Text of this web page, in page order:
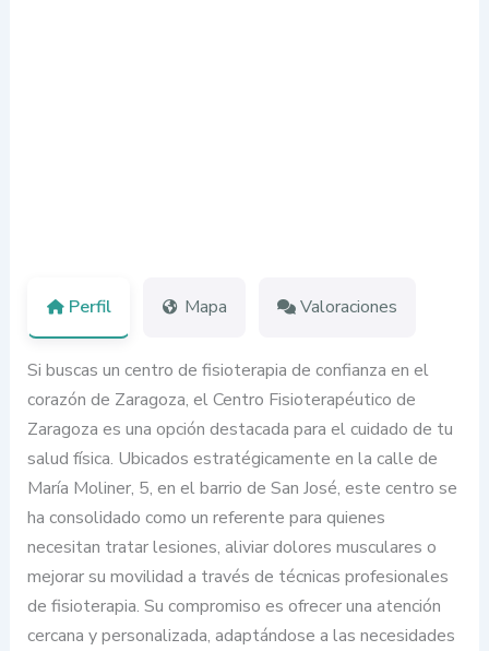
Perfil Mapa Valoraciones
Si buscas un centro de fisioterapia de confianza en el
corazón de Zaragoza, el Centro Fisioterapéutico de
Zaragoza es una opción destacada para el cuidado de tu
salud física. Ubicados estratégicamente en la calle de
María Moliner, 5, en el barrio de San José, este centro se
ha consolidado como un referente para quienes
necesitan tratar lesiones, aliviar dolores musculares o
mejorar su movilidad a través de técnicas profesionales
de fisioterapia. Su compromiso es ofrecer una atención
cercana y personalizada, adaptándose a las necesidades